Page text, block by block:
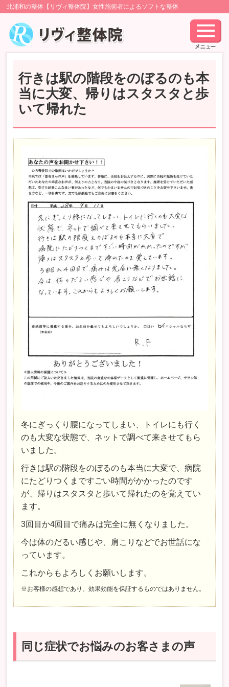
北浦和の整体【リヴィ整体院】女性施術者によるソフトな整体
行きは駅の階段をのぼるのも本
当に大変、帰りはスタスタと歩
いて帰れた
冬にぎっくり腰になってしまい、トイレにも行く
のも大変な状態で、ネットで調べて来させてもら
いました。
行きは駅の階段をのぼるのも本当に大変で、病院
にたどりつくまですごい時間がかかったのです
が、帰りはスタスタと歩いて帰れたのを覚えてい
ます。
3回目か4回目で痛みは完全に無くなりました。
今は体のだるい感じや、肩こりなどでお世話にな
っています。
これからもよろしくお願いします。
※お客様の感想であり、効果効能を保証するものではありません。
同じ症状でお悩みのお客さまの声